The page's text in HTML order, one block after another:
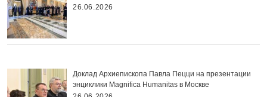
26.06.2026
Доклад Архиепископа Павла Пецци на презентации
энциклики Magnifica Нumanitas в Москве